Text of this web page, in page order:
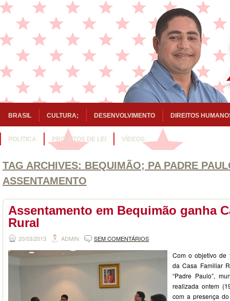
BRASIL CULTURA; DESENVOLVIMENTO DIREITOS
POLITICA PROJETOS DE LEI VÍDEOS
TAG ARCHIVES: BEQUIMÃO; PA PADRE
ASSENTAMENTO
Assentamento em Bequimão ganha
Rural
20/03/2013 ADMIN SEM COMENTÁRIOS
Com o objetivo de
da Casa Familiar
“Padre Paulo”,
realizada ontem
com a presença